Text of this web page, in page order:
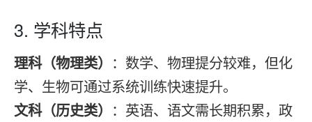
3. 学科特点
理科（物理类）
：数学、物理提分较难，但化
学、生物可通过系统训练快速提升。
文科（历史类）
：英语、语文需长期积累，政